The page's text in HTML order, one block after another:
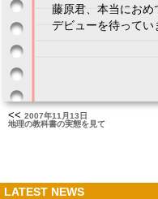
藤原君、本当にお
デビューを待ってい
<< 2007年11月13日
地理の教科書の実態を見て
LATEST NEWS